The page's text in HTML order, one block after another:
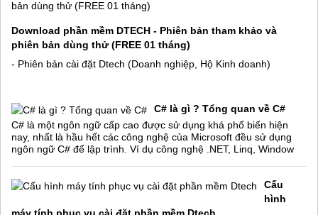
Download phần mềm DTECH - Phiên bản tham khảo và
phiên bản dùng thử (FREE 01 tháng)
- Phiên bản cài đặt Dtech (Doanh nghiệp, Hộ Kinh doanh)
C# là gì ? Tổng quan về C#
C# là một ngôn ngữ cấp cao được sử dụng khá phổ biến hiện
nay, nhất là hầu hết các công nghệ của Microsoft đều sử dụng
ngôn ngữ C# để lập trình. Ví dụ công nghệ .NET, Linq, Window
Cấu
hình